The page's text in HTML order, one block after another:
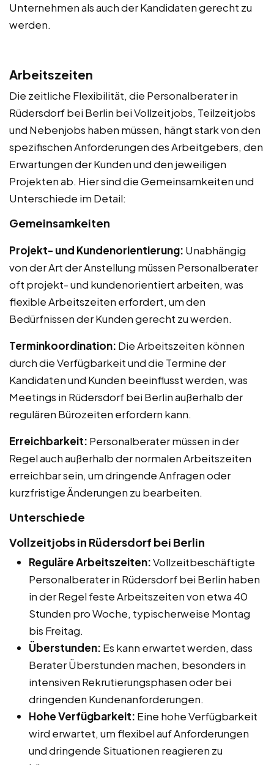
Unternehmen als auch der Kandidaten gerecht zu
werden.
Arbeitszeiten
Die zeitliche Flexibilität, die Personalberater in
Rüdersdorf bei Berlin bei Vollzeitjobs, Teilzeitjobs
und Nebenjobs haben müssen, hängt stark von den
spezifischen Anforderungen des Arbeitgebers, den
Erwartungen der Kunden und den jeweiligen
Projekten ab. Hier sind die Gemeinsamkeiten und
Unterschiede im Detail:
Gemeinsamkeiten
Projekt- und Kundenorientierung: Unabhängig
von der Art der Anstellung müssen Personalberater
oft projekt- und kundenorientiert arbeiten, was
flexible Arbeitszeiten erfordert, um den
Bedürfnissen der Kunden gerecht zu werden.
Terminkoordination: Die Arbeitszeiten können
durch die Verfügbarkeit und die Termine der
Kandidaten und Kunden beeinflusst werden, was
Meetings in Rüdersdorf bei Berlin außerhalb der
regulären Bürozeiten erfordern kann.
Erreichbarkeit: Personalberater müssen in der
Regel auch außerhalb der normalen Arbeitszeiten
erreichbar sein, um dringende Anfragen oder
kurzfristige Änderungen zu bearbeiten.
Unterschiede
Vollzeitjobs in Rüdersdorf bei Berlin
Reguläre Arbeitszeiten:Vollzeitbeschäftigte
Personalberater in Rüdersdorf bei Berlin haben
in der Regel feste Arbeitszeiten von etwa 40
Stunden pro Woche, typischerweise Montag
bis Freitag.
Überstunden: Es kann erwartet werden, dass
Berater Überstunden machen, besonders in
intensiven Rekrutierungsphasen oder bei
dringenden Kundenanforderungen.
Hohe Verfügbarkeit: Eine hohe Verfügbarkeit
wird erwartet, um flexibel auf Anforderungen
und dringende Situationen reagieren zu